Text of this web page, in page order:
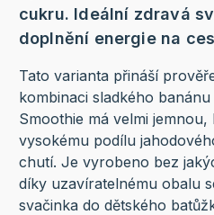
cukru. Ideální zdravá
doplnění energie na
Tato varianta přináší
kombinaci sladkého
Smoothie má velmi
vysokému podílu
chutí. Je vyrobeno bez
díky uzavíratelnému obalu
svačinka do dětského